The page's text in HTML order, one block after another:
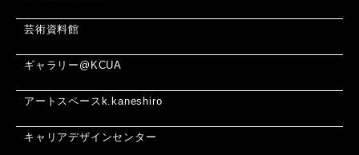
芸術資料館
ギャラリー@KCUA
アートスペースk.kaneshiro
キャリアデザインセンター